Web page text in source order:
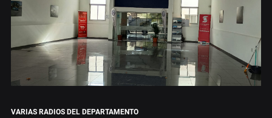
VARIAS RADIOS DEL DEPARTAMENTO